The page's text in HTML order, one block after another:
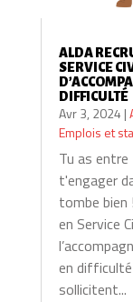
ALDA
SERVICE
DIFFICULTÉ
Avr 3, 2024 |
Emplois et
Tu as
t'engager
tombe bien
en Service
en
sollicitent...